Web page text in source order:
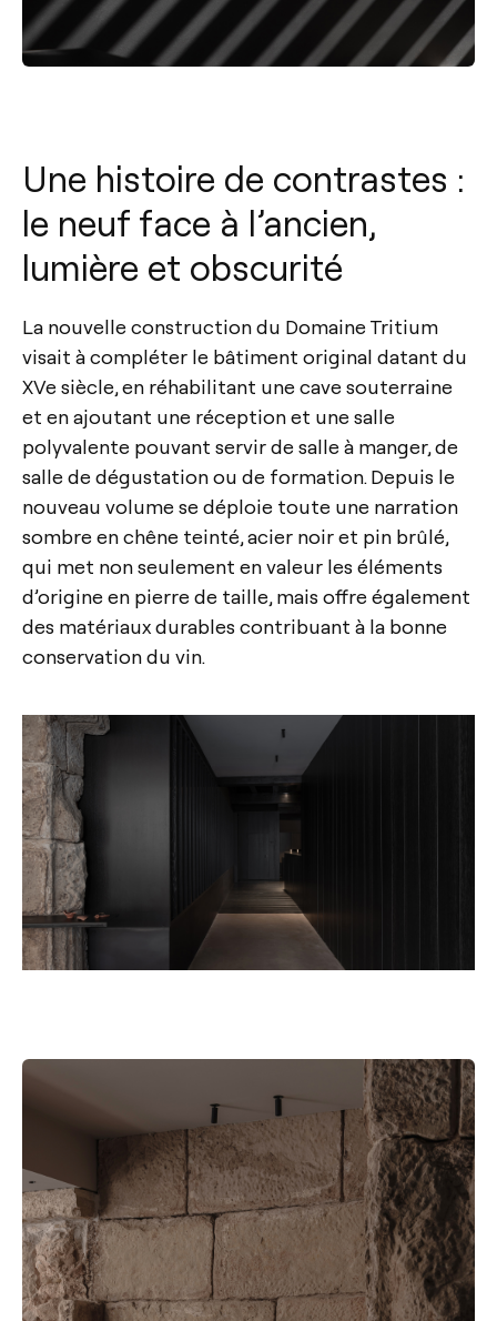
Une histoire de contrastes :
le neuf face à l’ancien,
lumière et obscurité
La nouvelle construction du Domaine Tritium
visait à compléter le bâtiment original datant du
XVe siècle, en réhabilitant une cave souterraine
et en ajoutant une réception et une salle
polyvalente pouvant servir de salle à manger, de
salle de dégustation ou de formation. Depuis le
nouveau volume se déploie toute une narration
sombre en chêne teinté, acier noir et pin brûlé,
qui met non seulement en valeur les éléments
d’origine en pierre de taille, mais offre également
des matériaux durables contribuant à la bonne
conservation du vin.